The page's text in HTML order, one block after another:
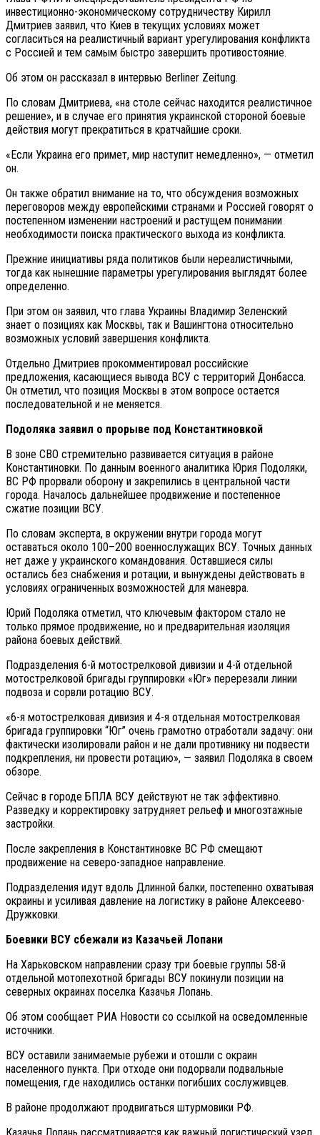
инвестиционно-экономическому сотрудничеству Кирилл
Дмитриев заявил, что Киев в текущих условиях может
согласиться на реалистичный вариант урегулирования конфликта
с Россией и тем самым быстро завершить противостояние.
Об этом он рассказал в интервью Berliner Zeitung.
По словам Дмитриева, «на столе сейчас находится реалистичное
решение», и в случае его принятия украинской стороной боевые
действия могут прекратиться в кратчайшие сроки.
«Если Украина его примет, мир наступит немедленно», — отметил
он.
Он также обратил внимание на то, что обсуждения возможных
переговоров между европейскими странами и Россией говорят о
постепенном изменении настроений и растущем понимании
необходимости поиска практического выхода из конфликта.
Прежние инициативы ряда политиков были нереалистичными,
тогда как нынешние параметры урегулирования выглядят более
определенно.
При этом он заявил, что глава Украины Владимир Зеленский
знает о позициях как Москвы, так и Вашингтона относительно
возможных условий завершения конфликта.
Отдельно Дмитриев прокомментировал российские
предложения, касающиеся вывода ВСУ с территорий Донбасса.
Он отметил, что позиция Москвы в этом вопросе остается
последовательной и не меняется.
Подоляка заявил о прорыве под Константиновкой
В зоне СВО стремительно развивается ситуация в районе
Константиновки. По данным военного аналитика Юрия Подоляки,
ВС РФ прорвали оборону и закрепились в центральной части
города. Началось дальнейшее продвижение и постепенное
сжатие позиции ВСУ.
По словам эксперта, в окружении внутри города могут
оставаться около 100–200 военнослужащих ВСУ. Точных данных
нет даже у украинского командования. Оставшиеся силы
остались без снабжения и ротации, и вынуждены действовать в
условиях ограниченных возможностей для маневра.
Юрий Подоляка отметил, что ключевым фактором стало не
только прямое продвижение, но и предварительная изоляция
района боевых действий.
Подразделения 6-й мотострелковой дивизии и 4-й отдельной
мотострелковой бригады группировки «Юг» перерезали линии
подвоза и сорвли ротацию ВСУ.
«6-я мотострелковая дивизия и 4-я отдельная мотострелковая
бригада группировки “Юг” очень грамотно отработали задачу: они
фактически изолировали район и не дали противнику ни подвести
подкрепления, ни провести ротацию», — заявил Подоляка в своем
обзоре.
Сейчас в городе БПЛА ВСУ действуют не так эффективно.
Разведку и корректировку затрудняет рельеф и многоэтажные
застройки.
После закрепления в Константиновке ВС РФ смещают
продвижение на северо-западное направление.
Подразделения идут вдоль Длинной балки, постепенно охватывая
окраины и усиливая давление на логистику в районе Алексеево-
Дружковки.
Боевики ВСУ сбежали из Казачьей Лопани
На Харьковском направлении сразу три боевые группы 58-й
отдельной мотопехотной бригады ВСУ покинули позиции на
северных окраинах поселка Казачья Лопань.
Об этом сообщает РИА Новости со ссылкой на осведомленные
источники.
ВСУ оставили занимаемые рубежи и отошли с окраин
населенного пункта. При отходе они подорвали подвальные
помещения, где находились останки погибших сослуживцев.
В районе продолжают продвигаться штурмовики РФ.